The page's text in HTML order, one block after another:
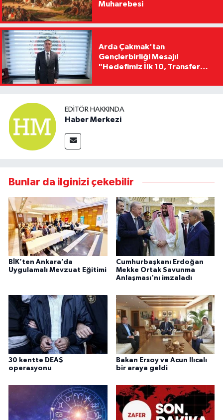
Muharebesi
Arda Çakmak'tan
Gençlerbirliği Mesajı!
"Hedefimiz İlk 10, Transfer
Kaldıracağız"
EDITÖR HAKKINDA
Haber Merkezi
Bunlar da ilginizi çekebilir
BİK’ten Ankara’da
Uygulamalı Mevzuat Eğitimi
Cumhurbaşkanı Erdoğan
Mekke Ortak Savunma
Anlaşması'nı imzaladı
30 kentte DEAŞ
operasyonu
Bakan Ersoy ve Acun Ilıcalı
bir araya geldi